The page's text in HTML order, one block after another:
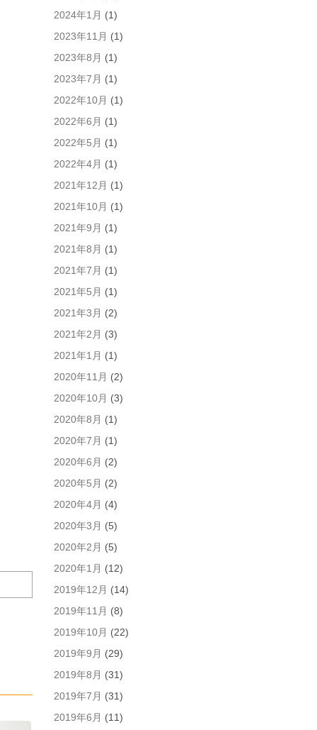
2024年1月 (1)
2023年11月 (1)
2023年8月 (1)
2023年7月 (1)
2022年10月 (1)
2022年6月 (1)
2022年5月 (1)
2022年4月 (1)
2021年12月 (1)
2021年10月 (1)
2021年9月 (1)
2021年8月 (1)
2021年7月 (1)
2021年5月 (1)
2021年3月 (2)
2021年2月 (3)
2021年1月 (1)
2020年11月 (2)
2020年10月 (3)
2020年8月 (1)
2020年7月 (1)
2020年6月 (2)
2020年5月 (2)
2020年4月 (4)
2020年3月 (5)
2020年2月 (5)
2020年1月 (12)
2019年12月 (14)
2019年11月 (8)
2019年10月 (22)
2019年9月 (29)
2019年8月 (31)
2019年7月 (31)
2019年6月 (11)